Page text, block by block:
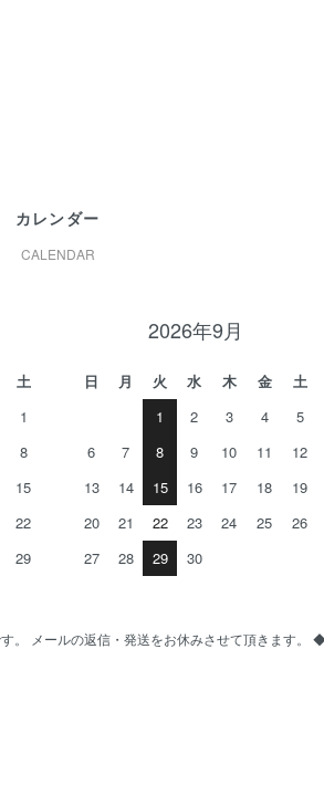
カレンダー
CALENDAR
土
1
8
15
22
29
2026年9月
日 月 火 水 木 金
土
1
2 3 4
5
6
7 8 9 10 11
12
13
14 15 16 17 18
19
20
21 22 23 24 25
26
27
28 29 30
メールの返信・発送をお休みさせて頂きます。